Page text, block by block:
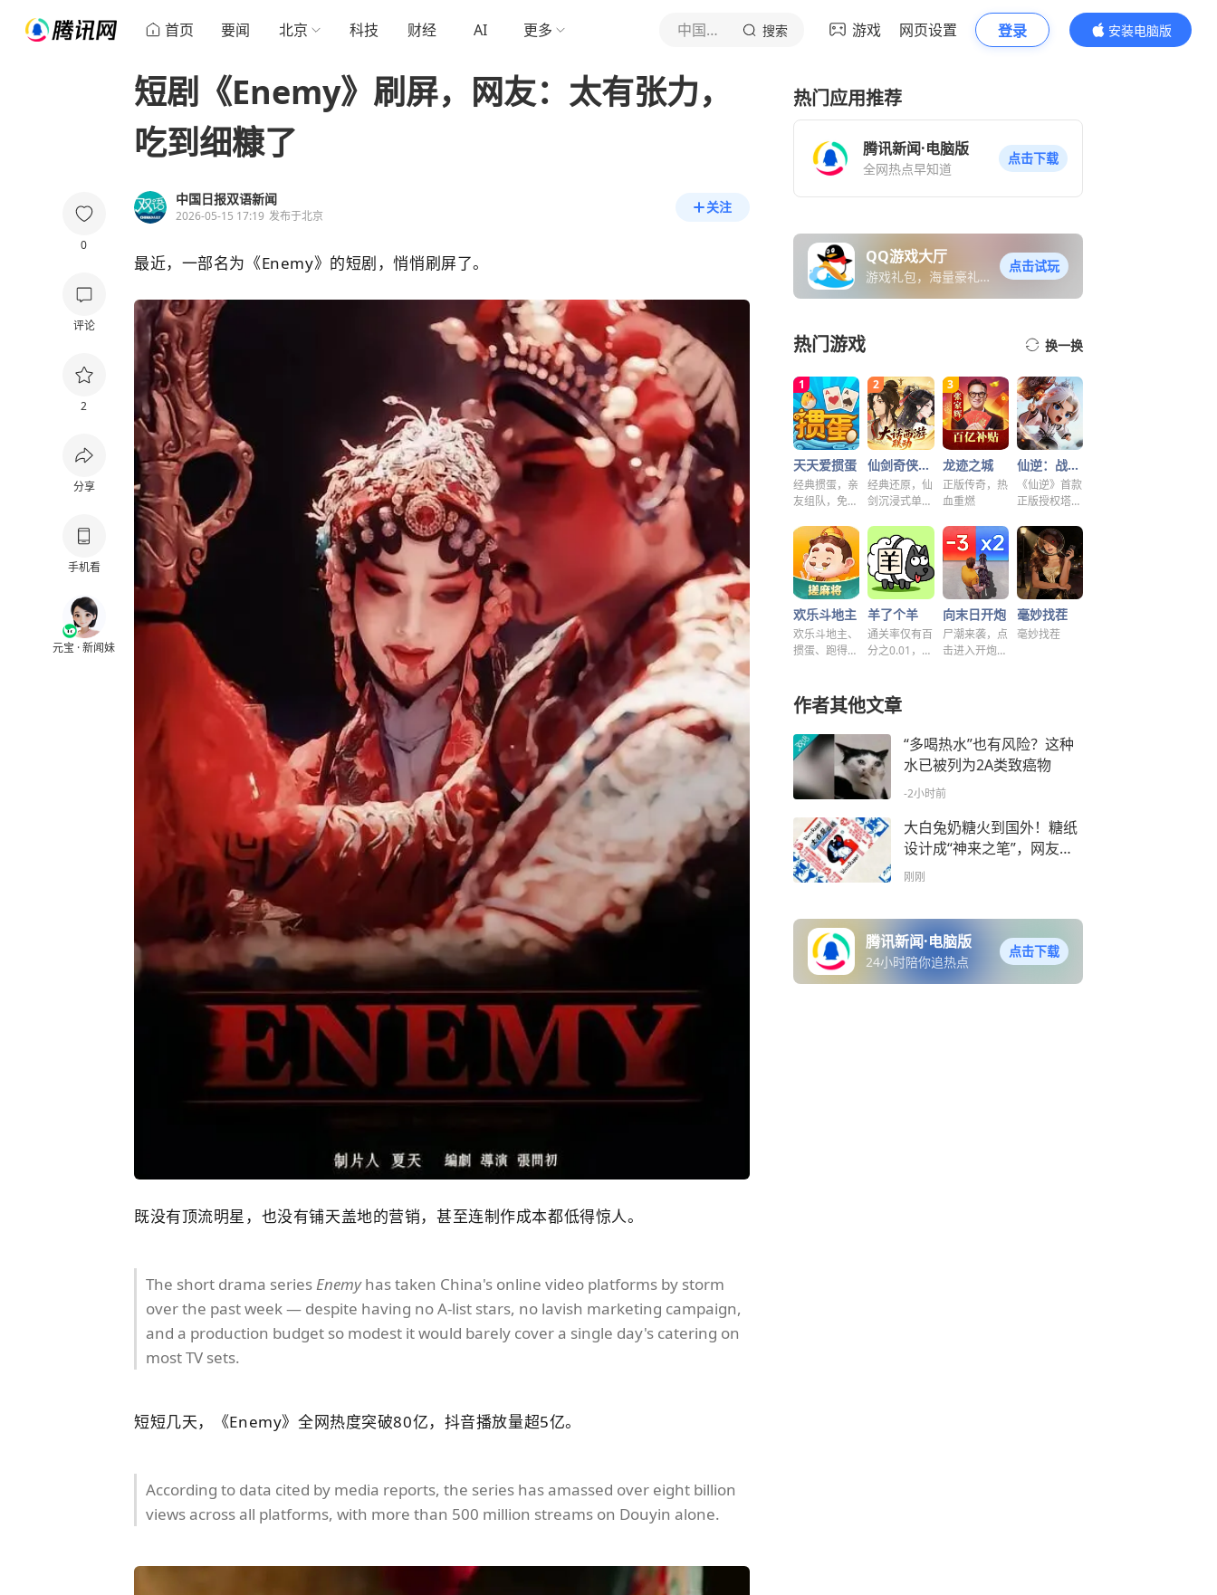
首页 要闻 北京 科技 财经 AI 更多 中国日报双语新闻 搜索 游戏 网页设置 登录
安装电脑版
内容更精彩
0
评论
2
分享
手机看
元宝 · 新闻妹
短剧《Enemy》刷屏，网友：太有张力，
吃到细糠了
中国日报双语新闻
2026-05-15 17:19 发布于北京
关注
最近，一部名为《Enemy》的短剧，悄悄刷屏了。
既没有顶流明星，也没有铺天盖地的营销，甚至连制作成本都低得惊人。
The short drama series Enemyhas taken China's online video platforms by storm
over the past week — despite having no A-list stars, no lavish marketing campaign,
and a production budget so modest it would barely cover a single day's catering on
most TV sets.
短短几天，《Enemy》全网热度突破80亿，抖音播放量超5亿。
According to data cited by media reports, the series has amassed over eight billion
views across all platforms, with more than 500 million streams on Douyin alone.
热门应用推荐
腾讯新闻·电脑版
全网热点早知道
点击下载
QQ游戏大厅
游戏礼包，海量豪礼免
点击试玩
热门游戏 换一换
天天爱掼蛋
经典掼蛋，亲
友组队，免费
仙剑奇侠传之新的开始
经典还原，仙
剑沉浸式单机
龙迹之城
正版传奇，热
血重燃
仙逆：战天道
《仙逆》首款
正版授权塔防
欢乐斗地主
欢乐斗地主、
掼蛋、跑得
羊了个羊
通关率仅有百
分之0.01，快
向末日开炮
尸潮来袭，点
击进入开炮宇
毫妙找茬
毫妙找茬
作者其他文章
“多喝热水”也有风险？这种
水已被列为2A类致癌物
-2小时前
大白兔奶糖火到国外！糖纸
设计成“神来之笔”，网友：
始于味道，忠于包装
刚刚
腾讯新闻·电脑版
24小时陪你追热点
点击下载